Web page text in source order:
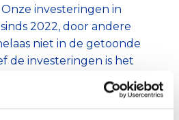
investeringen in
2022, door andere
niet in de getoonde
de investeringen is het